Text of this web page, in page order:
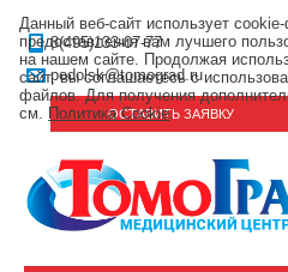
8(495)133-07-77
podolsk@tomograd.ru
ОСТАВИТЬ ЗАЯВКУ
Данный веб-сайт использует
предоставления вам лучшего
на нашем сайте. Продолжая
сайт, вы соглашаетесь с
файлов. Для получения
см. Политика Cookie.